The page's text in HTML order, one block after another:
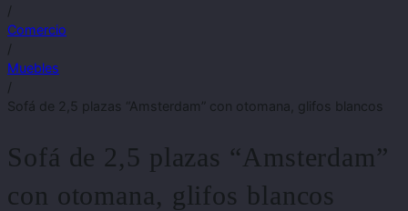
/
Comercio
/
Muebles
/
Sofá de 2,5 plazas “Amsterdam” con otomana, glifos blancos
Sofá de 2,5 plazas “Amsterdam”
con otomana, glifos blancos